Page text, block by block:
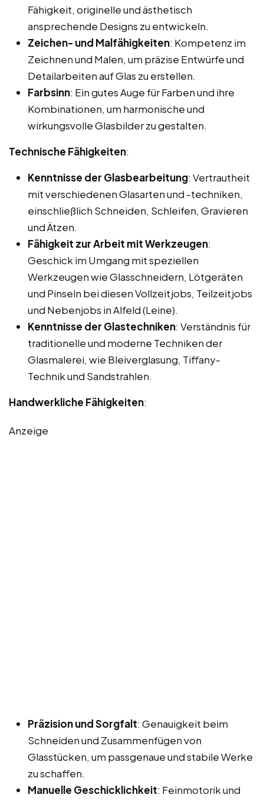
Fähigkeit, originelle und ästhetisch
ansprechende Designs zu entwickeln.
Zeichen- und Malfähigkeiten: Kompetenz im
Zeichnen und Malen, um präzise Entwürfe und
Detailarbeiten auf Glas zu erstellen.
Farbsinn: Ein gutes Auge für Farben und ihre
Kombinationen, um harmonische und
wirkungsvolle Glasbilder zu gestalten.
Technische Fähigkeiten:
Kenntnisse der Glasbearbeitung: Vertrautheit
mit verschiedenen Glasarten und -techniken,
einschließlich Schneiden, Schleifen, Gravieren
und Ätzen.
Fähigkeit zur Arbeit mit Werkzeugen:
Geschick im Umgang mit speziellen
Werkzeugen wie Glasschneidern, Lötgeräten
und Pinseln bei diesen Vollzeitjobs, Teilzeitjobs
und Nebenjobs in Alfeld (Leine).
Kenntnisse der Glastechniken: Verständnis für
traditionelle und moderne Techniken der
Glasmalerei, wie Bleiverglasung, Tiffany-
Technik und Sandstrahlen.
Handwerkliche Fähigkeiten:
Anzeige
Präzision und Sorgfalt: Genauigkeit beim
Schneiden und Zusammenfügen von
Glasstücken, um passgenaue und stabile Werke
zu schaffen.
Manuelle Geschicklichkeit: Feinmotorik und